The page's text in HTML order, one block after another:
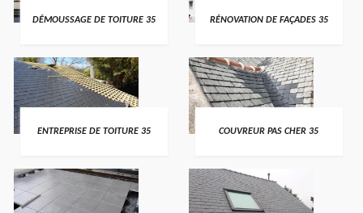
DÉMOUSSAGE DE TOITURE 35 RÉNOVATION DE FAÇADES 35
ENTREPRISE DE TOITURE 35 COUVREUR PAS CHER 35